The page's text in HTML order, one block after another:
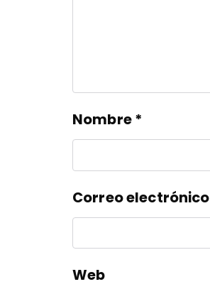
Nombre*
Correo electrónico
Web